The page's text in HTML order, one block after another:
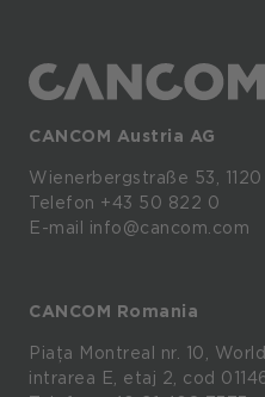
CANCOM Austria AG
Wienerbergstraße 53, 1120
Telefon +43 50 822 0
E-mail info@cancom.com
CANCOM Romania
Piața Montreal nr. 10,
intrarea E, etaj 2, cod